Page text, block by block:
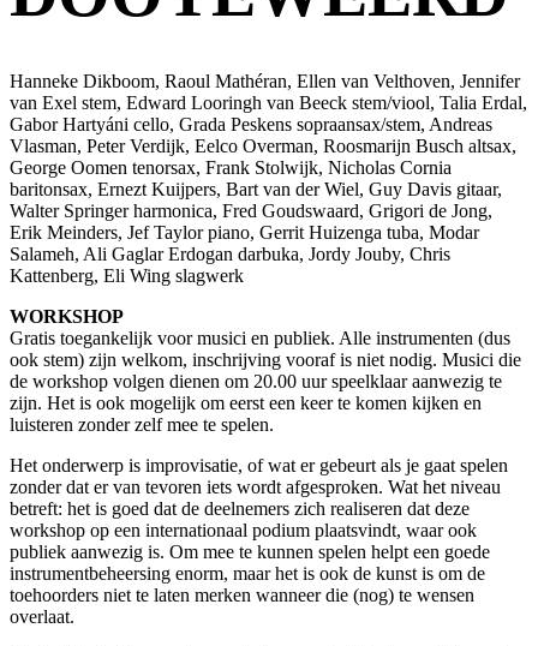
Hanneke Dikboom, Raoul Mathéran, Ellen van Velthoven, Jennifer
van Exel stem, Edward Looringh van Beeck stem/viool, Talia Erdal,
Gabor Hartyáni cello, Grada Peskens sopraansax/stem, Andreas
Vlasman, Peter Verdijk, Eelco Overman, Roosmarijn Busch altsax,
George Oomen tenorsax, Frank Stolwijk, Nicholas Cornia
baritonsax, Ernezt Kuijpers, Bart van der Wiel, Guy Davis gitaar,
Walter Springer harmonica, Fred Goudswaard, Grigori de Jong,
Erik Meinders, Jef Taylor piano, Gerrit Huizenga tuba, Modar
Salameh, Ali Gaglar Erdogan darbuka, Jordy Jouby, Chris
Kattenberg, Eli Wing slagwerk
WORKSHOP
Gratis toegankelijk voor musici en publiek. Alle instrumenten (dus
ook stem) zijn welkom, inschrijving vooraf is niet nodig. Musici die
de workshop volgen dienen om 20.00 uur speelklaar aanwezig te
zijn. Het is ook mogelijk om eerst een keer te komen kijken en
luisteren zonder zelf mee te spelen.
Het onderwerp is improvisatie, of wat er gebeurt als je gaat spelen
zonder dat er van tevoren iets wordt afgesproken. Wat het niveau
betreft: het is goed dat de deelnemers zich realiseren dat deze
workshop op een internationaal podium plaatsvindt, waar ook
publiek aanwezig is. Om mee te kunnen spelen helpt een goede
instrumentbeheersing enorm, maar het is ook de kunst is om de
toehoorders niet te laten merken wanneer die (nog) te wensen
overlaat.